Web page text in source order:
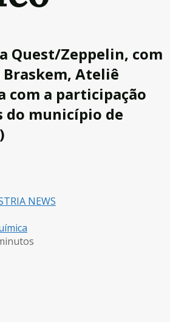
Quest/Zeppelin, com
Ateliê
com a participação
do município de
NEWS